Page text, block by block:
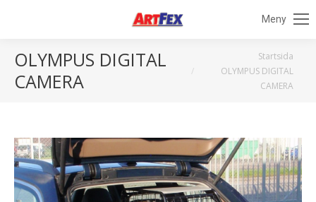
Meny
OLYMPUS DIGITAL
CAMERA
Startsida
OLYMPUS DIGITAL
CAMERA